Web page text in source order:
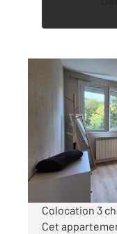
COMPIEGNE 60
9,50 m
, 4
Ref : 18186
370
par mois
Colocation 3
Cet